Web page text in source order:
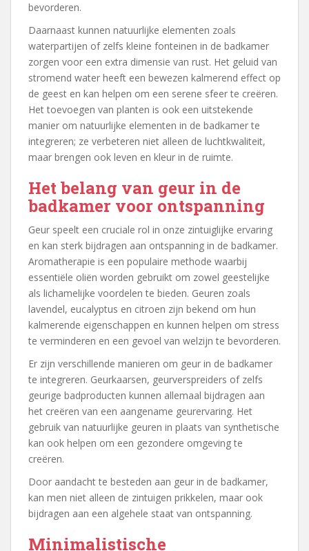
bevorderen.
Daarnaast kunnen natuurlijke elementen zoals
waterpartijen of zelfs kleine fonteinen in de badkamer
zorgen voor een extra dimensie van rust. Het geluid van
stromend water heeft een bewezen kalmerend effect op
de geest en kan helpen om een serene sfeer te creëren.
Het toevoegen van planten is ook een uitstekende
manier om natuurlijke elementen in de badkamer te
integreren; ze verbeteren niet alleen de luchtkwaliteit,
maar brengen ook leven en kleur in de ruimte.
Het belang van geur in de
badkamer voor ontspanning
Geur speelt een cruciale rol in onze zintuiglijke ervaring
en kan sterk bijdragen aan ontspanning in de badkamer.
Aromatherapie is een populaire methode waarbij
essentiële oliën worden gebruikt om zowel geestelijke
als lichamelijke voordelen te bieden. Geuren zoals
lavendel, eucalyptus en citroen zijn bekend om hun
kalmerende eigenschappen en kunnen helpen om stress
te verminderen en een gevoel van welzijn te bevorderen.
Er zijn verschillende manieren om geur in de badkamer
te integreren. Geurkaarsen, geurverspreiders of zelfs
geurige badproducten kunnen allemaal bijdragen aan
het creëren van een aangename geurervaring. Het
gebruik van natuurlijke geuren in plaats van synthetische
kan ook helpen om een gezondere omgeving te
creëren.
Door aandacht te besteden aan geur in de badkamer,
kan men niet alleen de zintuigen prikkelen, maar ook
bijdragen aan een algehele staat van ontspanning.
Minimalistische